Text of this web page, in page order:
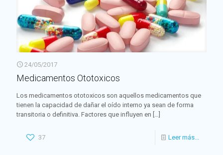
24/05/2017
Medicamentos Ototoxicos
Los medicamentos ototoxicos son aquellos medicamentos que
tienen la capacidad de dañar el oído interno ya sean de forma
transitoria o definitiva. Factores que influyen en
37 Leer más...